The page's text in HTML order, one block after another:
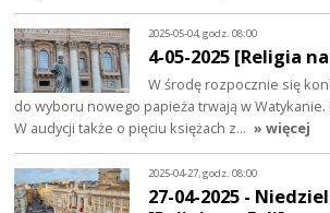
2025-05-04, godz. 08:00
4-05-2025 [Religia
W środę rozpocznie się
do wyboru nowego papieża trwają w Watykanie.
W audycji także o pięciu księżach z… » więcej
2025-04-27, godz. 08:00
27-04-2025 -